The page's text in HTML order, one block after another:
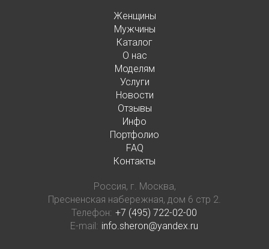
Женщины
Мужчины
Каталог
О нас
Моделям
Услуги
Новости
Отзывы
Инфо
Портфолио
FAQ
Контакты
Россия, г. Москва,
Пресненская набережная, дом 6 стр 2.
Телефон: +7 (495) 722-02-00
E-mail: info.sheron@yandex.ru